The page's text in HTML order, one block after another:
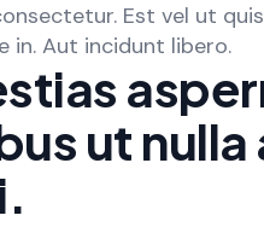
Est vel ut
in. Aut incidunt libero.
ut nulla